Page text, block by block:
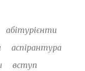
абітурієнти
аспірантура
вступ